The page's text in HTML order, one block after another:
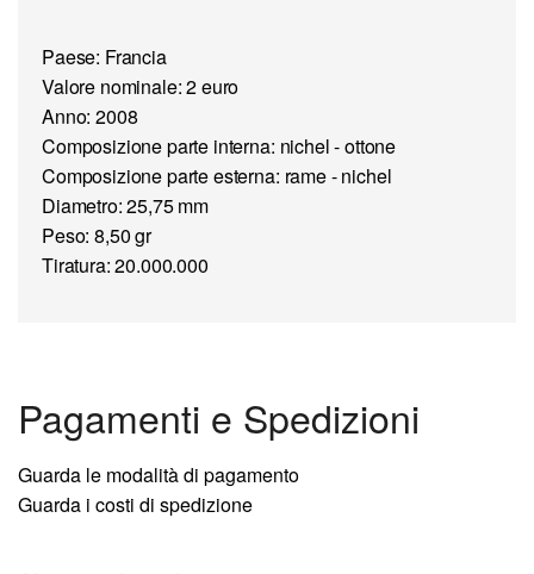
Paese: Francia
Valore nominale: 2 euro
Anno: 2008
Composizione parte interna: nichel - ottone
Composizione parte esterna: rame - nichel
Diametro: 25,75 mm
Peso: 8,50 gr
Tiratura: 20.000.000
Pagamenti e Spedizioni
Guarda le modalità di pagamento
Guarda i costi di spedizione